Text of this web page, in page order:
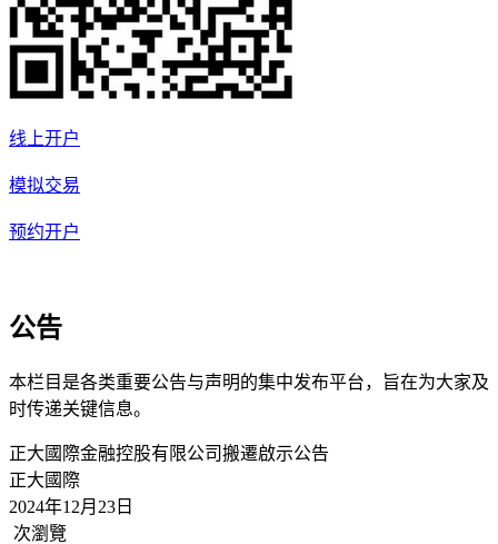
线上开户
模拟交易
预约开户
公告
本栏目是各类重要公告与声明的集中发布平台，旨在为大家及
时传递关键信息。
正大國際金融控股有限公司搬遷啟示公告
正大國際
2024年12月23日
次瀏覽